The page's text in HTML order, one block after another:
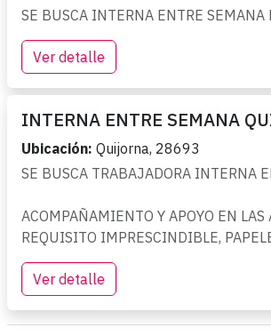
SE BUSCA INTERNA ENTRE SEMANA
Ver detalle
INTERNA ENTRE SEMANA
Ubicación: Quijorna, 28693
SE BUSCA TRABAJADORA INTERNA
ACOMPAÑAMIENTO Y APOYO EN LAS
REQUISITO IMPRESCINDIBLE,
Ver detalle